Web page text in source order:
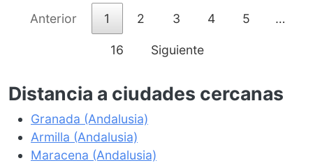
Anterior 1 2 3 4 5 …
16 Siguiente
Distancia a ciudades cercanas
Granada (Andalusia)
Armilla (Andalusia)
Maracena (Andalusia)